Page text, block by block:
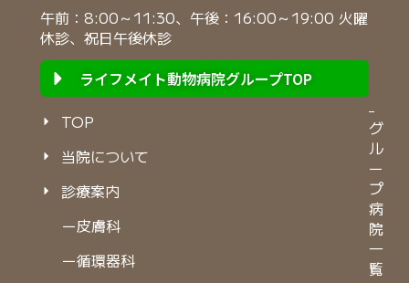
午前：8:00～11:30、午後：16:00～19:00 火曜
休診、祝日午後休診
ライフメイト動物病院グループTOP
TOP
当院について
診療案内
⠀⠀ー皮膚科
⠀⠀ー循環器科
グ
ル
ー
プ
病
院
一
覧